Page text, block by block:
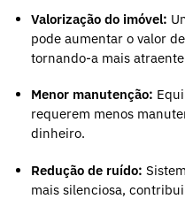
Valorização do imóvel:
pode aumentar o valor
tornando-a mais
Menor manutenção:
requerem menos
dinheiro.
Redução de ruído:
mais silenciosa,